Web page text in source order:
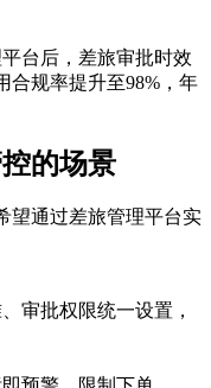
台后，差旅审批时效
合规率提升至98%，年
的场景
望通过差旅管理平台实
审批权限统一设置，